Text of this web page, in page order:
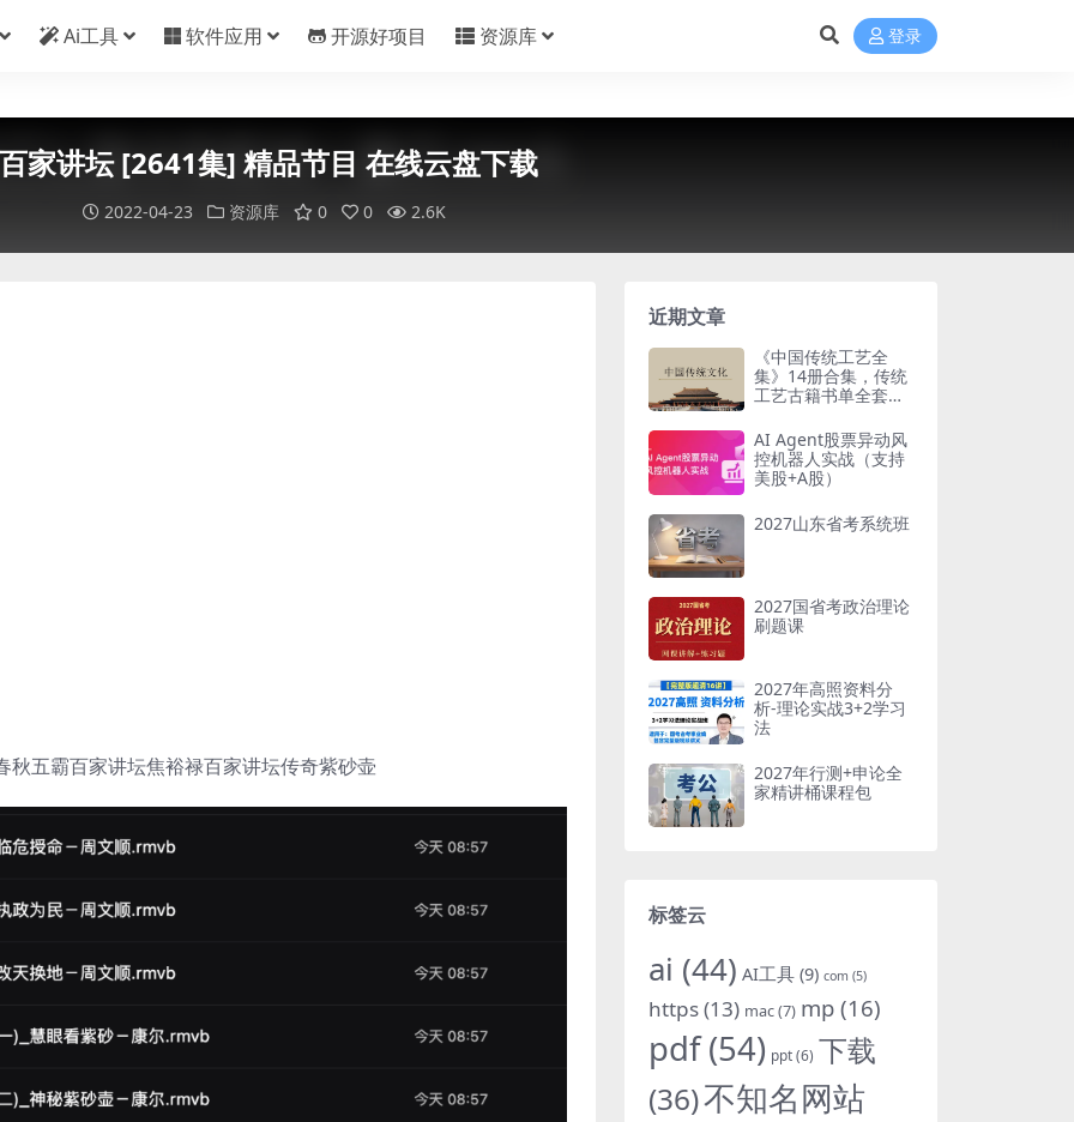
Ai工具 软件应用 开源好项目 资源库 登录
百家讲坛 [2641集] 精品节目 在线云盘下载
2022-04-23 资源库 0 0 2.6K
五霸百家讲坛焦裕禄百家讲坛传奇紫砂壶
近期文章
《中国传统工艺全
集》14册合集，传统
工艺古籍书单全套梳
AI Agent股票异动风
控机器人实战（支持
美股+A股）
2027山东省考系统班
2027国省考政治理论
刷题课
2027年高照资料分
析-理论实战3+2学习
法
2027年行测+申论全
家精讲桶课程包
标签云
ai (44) AI工具 (9) com (5)
https(13) mac(7) mp (16)
pdf(54) ppt(6) 下载
(36)不知名网站